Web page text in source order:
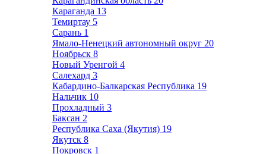
Караганда 13
Темиртау 5
Сарань 1
Ямало-Ненецкий автономный округ 20
Ноябрьск 8
Новый Уренгой 4
Салехард 3
Кабардино-Балкарская Республика 19
Нальчик 10
Прохладный 3
Баксан 2
Республика Саха (Якутия) 19
Якутск 8
Покровск 1